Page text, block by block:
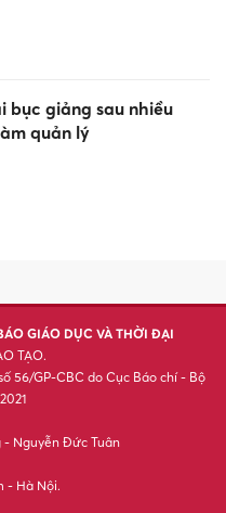
bục giảng sau nhiều
quản lý
GIÁO DỤC VÀ THỜI ĐẠI
TẠO.
56/GP-CBC do Cục Báo chí - Bộ
- Nguyễn Đức Tuân
- Hà Nội.